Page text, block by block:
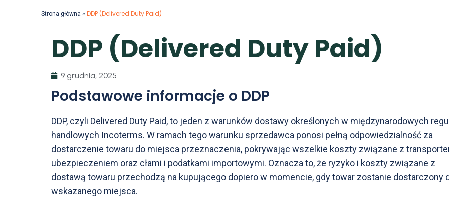
Strona główna » DDP (Delivered Duty Paid)
DDP (Delivered Duty Paid)
9 grudnia, 2025
Podstawowe informacje o DDP
DDP, czyli Delivered Duty Paid, to jeden z warunków dostawy określonych w międzynarodowych
handlowych Incoterms. W ramach tego warunku sprzedawca ponosi pełną odpowiedzialność za
dostarczenie towaru do miejsca przeznaczenia, pokrywając wszelkie koszty związane z
ubezpieczeniem oraz cłami i podatkami importowymi. Oznacza to, że ryzyko i koszty związane z
dostawą towaru przechodzą na kupującego dopiero w momencie, gdy towar zostanie dostarczony
wskazanego miejsca.